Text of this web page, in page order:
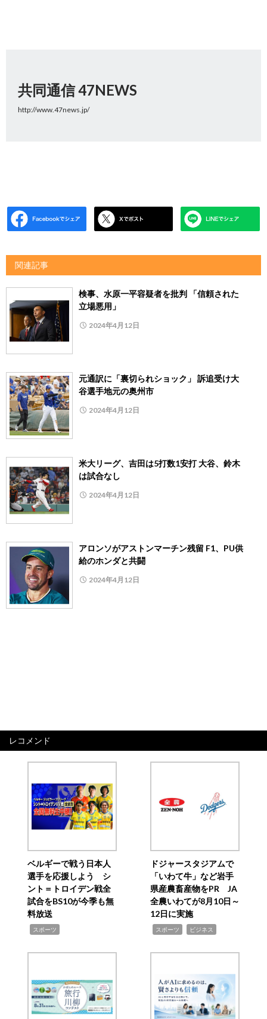
共同通信 47NEWS
http://www.47news.jp/
関連記事
検事、水原一平容疑者を批判 「信頼された
立場悪用」
2024年4月12日
元通訳に「裏切られショック」 訴追受け大
谷選手地元の奥州市
2024年4月12日
米大リーグ、吉田は5打数1安打 大谷、鈴木
は試合なし
2024年4月12日
アロンソがアストンマーチン残留 F1、PU供
給のホンダと共闘
2024年4月12日
レコメンド
ベルギーで戦う日本人
選手を応援しよう シ
ント＝トロイデン戦全
試合をBS10が今季も無
料放送
スポーツ
ドジャースタジアムで
「いわて牛」など岩手
県産農畜産物をPR JA
全農いわてが8月10日～
12日に実施
スポーツ ビジネス